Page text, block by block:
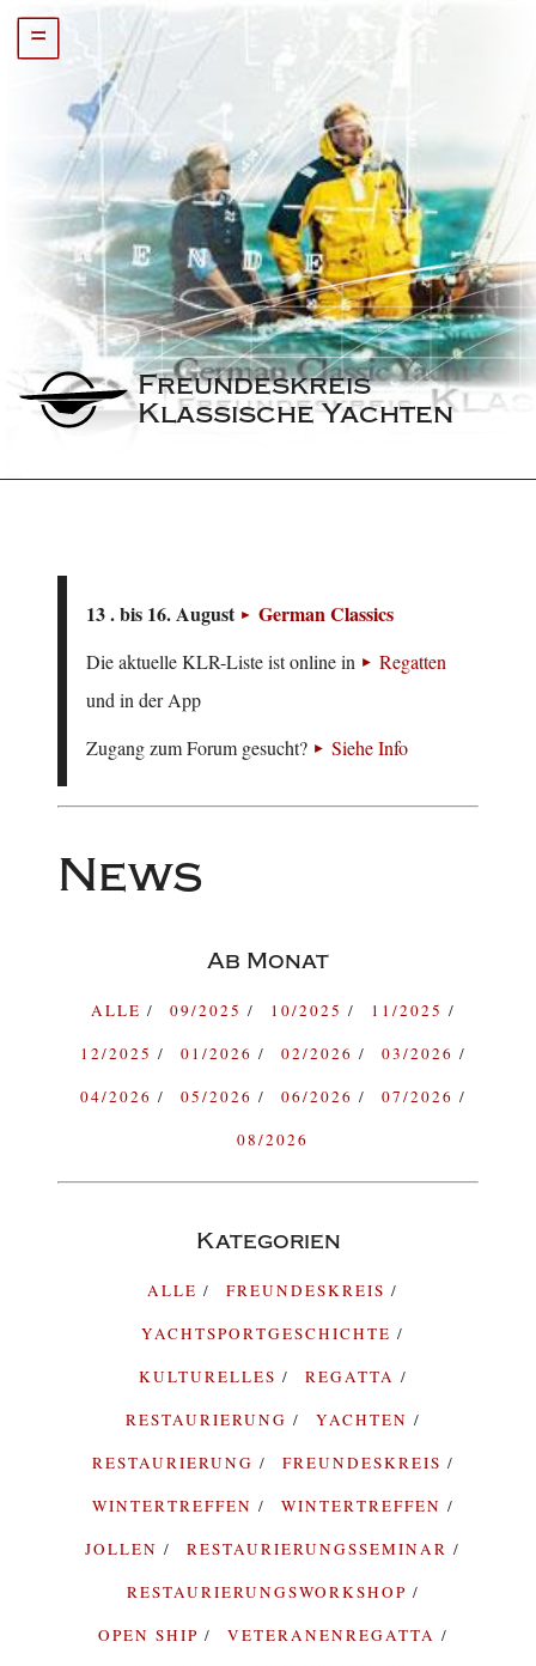
=
Freundeskreis
Klassische Yachten
13 . bis 16. August German Classics
Die aktuelle KLR-Liste ist online in
Regatten
und in der App
Zugang zum Forum gesucht?
Siehe Info
News
Ab Monat
ALLE 09/2025 10/2025
11/2025
12/2025
01/2026 02/2026
03/2026
04/2026
05/2026 06/2026
07/2026
08/2026
Kategorien
ALLE
FREUNDESKREIS
YACHTSPORTGESCHICHTE
KULTURELLES
REGATTA
RESTAURIERUNG
YACHTEN
RESTAURIERUNG
FREUNDESKREIS
WINTERTREFFEN
WINTERTREFFEN
JOLLEN
RESTAURIERUNGSSEMINAR
RESTAURIERUNGSWORKSHOP
OPEN SHIP
VETERANENREGATTA